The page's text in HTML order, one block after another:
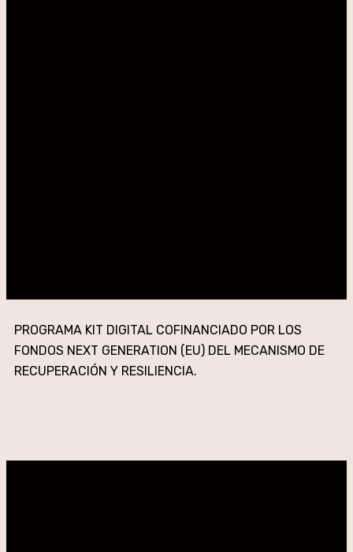
PROGRAMA KIT DIGITAL COFINANCIADO POR LOS
FONDOS NEXT GENERATION (EU) DEL MECANISMO DE
RECUPERACIÓN Y RESILIENCIA.